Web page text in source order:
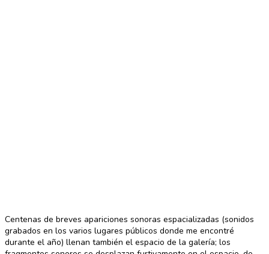
Centenas de breves apariciones sonoras espacializadas (sonidos
grabados en los varios lugares públicos donde me encontré
durante el año) llenan también el espacio de la galería; los